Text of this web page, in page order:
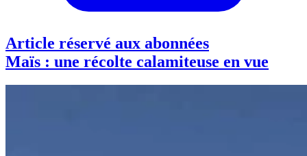
Article réservé aux abonnées
Maïs : une récolte calamiteuse en vue